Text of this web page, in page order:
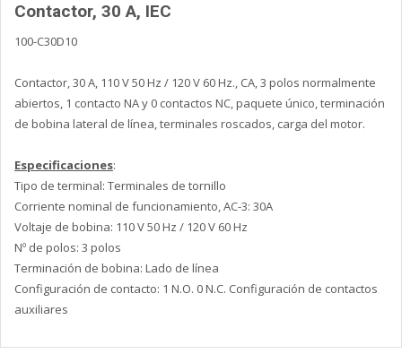
Contactor, 30 A, IEC
100-C30D10
Contactor, 30 A, 110 V 50 Hz / 120 V 60 Hz., CA, 3 polos normalmente
abiertos, 1 contacto NA y 0 contactos NC, paquete único, terminación
de bobina lateral de línea, terminales roscados, carga del motor.
Especificaciones:
Tipo de terminal: Terminales de tornillo
Corriente nominal de funcionamiento, AC-3: 30A
Voltaje de bobina: 110 V 50 Hz / 120 V 60 Hz
Nº de polos: 3 polos
Terminación de bobina: Lado de línea
Configuración de contacto: 1 N.O. 0 N.C. Configuración de contactos
auxiliares